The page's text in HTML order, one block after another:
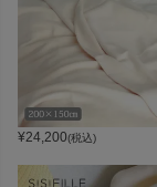
¥24,200(税込)